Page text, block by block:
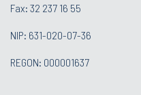
Fax: 32 237 16 55
NIP: 631-020-07-36
REGON: 000001637